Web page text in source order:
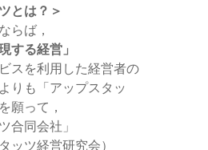
とは？＞
らば，
する経営」
スを利用した経営者の
りも「アップスタッ
願って，
合同会社」
ッツ経営研究会）